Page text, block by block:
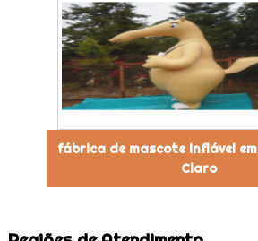
fábrica de mascote inflável em
Claro